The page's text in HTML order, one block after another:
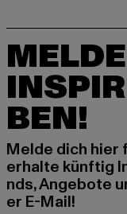
BEN!
Melde dich hier
erhalte künftig
nds, Angebote
er E-Mail!